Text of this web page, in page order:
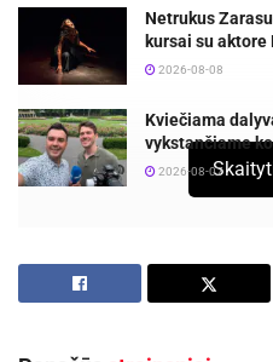
Netrukus
kursai su
2026-08-08
Kviečiama
vykstančiame
2026-08-07
baterijų laikas bei
taip pat vertėtų